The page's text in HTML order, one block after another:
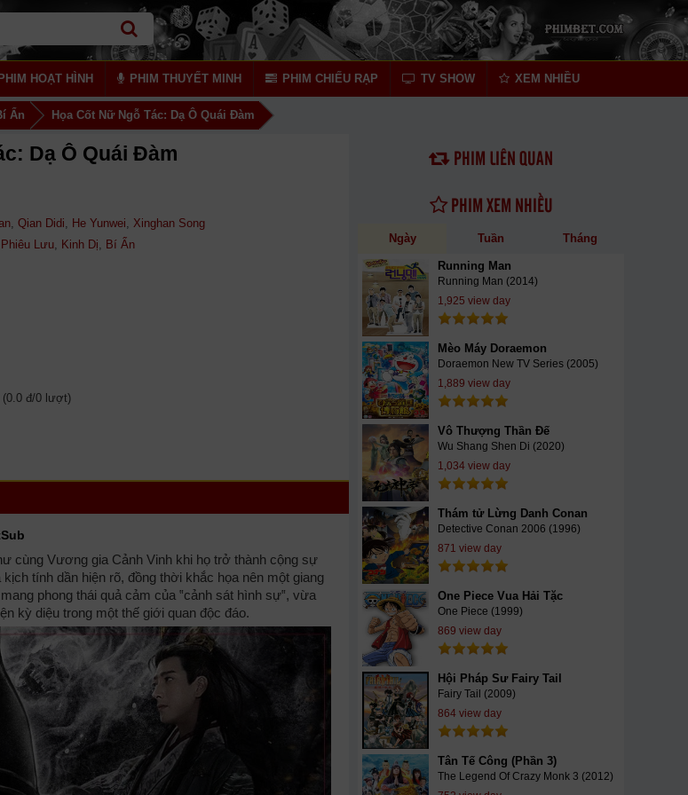
PHIM HOẠT HÌNH PHIM THUYẾT MINH PHIM CHIẾU RẠP TV SHOW XEM NHIỀU
Ẩn Họa Cốt Nữ Ngỗ Tác: Dạ Ô Quái Đàm
Dạ Ô Quái Đàm
, Qian Didi, He Yunwei, Xinghan Song
Phiêu Lưu, Kinh Dị, Bí Ẩn
(0.0 đ/0 lượt)
cùng Vương gia Cảnh Vinh khi họ trở thành cộng sự
tính dần hiện rõ, đồng thời khắc họa nên một giang
phong thái quả cảm của ‟cảnh sát hình sự‟, vừa
kỳ diệu trong một thế giới quan độc đáo.
PHIM LIÊN QUAN
PHIM XEM NHIỀU
Ngày Tuần Tháng
Running Man
Running Man (2014)
1,925 view day
Mèo Máy Doraemon
Doraemon New TV Series (2005)
1,889 view day
Vô Thượng Thần Đế
Wu Shang Shen Di (2020)
1,034 view day
Thám tử Lừng Danh Conan
Detective Conan 2006 (1996)
871 view day
One Piece Vua Hải Tặc
One Piece (1999)
869 view day
Hội Pháp Sư Fairy Tail
Fairy Tail (2009)
864 view day
Tân Tế Công (Phần 3)
The Legend Of Crazy Monk 3 (2012)